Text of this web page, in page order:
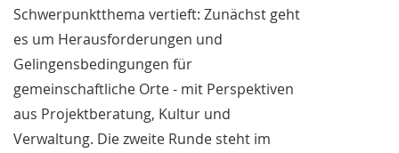
Schwerpunktthema vertieft: Zunächst geht
es um Herausforderungen und
Gelingensbedingungen für
gemeinschaftliche Orte - mit Perspektiven
aus Projektberatung, Kultur und
Verwaltung. Die zweite Runde steht im